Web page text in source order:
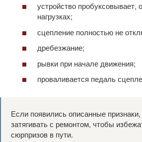
устройство пробуксовывает,
нагрузках;
сцепление полностью не
дребезжание;
рывки при начале движения;
проваливается педаль
Если появились описанные
затягивать с ремонтом, чтобы
сюрпризов в пути.